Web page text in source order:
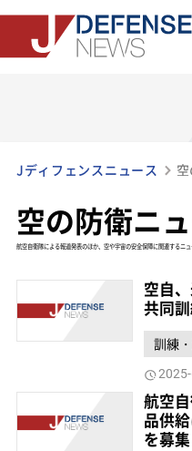
Jディフェンスニュース
空の防衛ニ
航空自衛隊による報道発表のほか、空や宇宙の安全保障に関連するニュ
空自
共同
訓練
航空
品供
を募集